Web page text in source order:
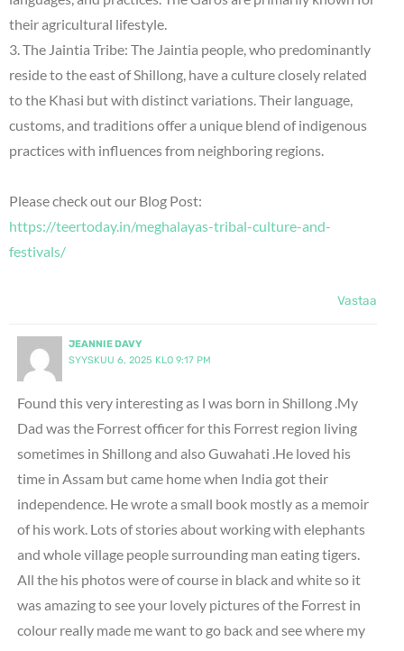
their agricultural lifestyle.
3. The Jaintia Tribe: The Jaintia people, who predominantly
reside to the east of Shillong, have a culture closely related
to the Khasi but with distinct variations. Their language,
customs, and traditions offer a unique blend of indigenous
practices with influences from neighboring regions.
Please check out our Blog Post:
https://teertoday.in/meghalayas-tribal-culture-and-
festivals/
Vastaa
JEANNIE DAVY
SYYSKUU 6, 2025 KLO 9:17 PM
Found this very interesting as l was born in Shillong .My
Dad was the Forrest officer for this Forrest region living
sometimes in Shillong and also Guwahati .He loved his
time in Assam but came home when India got their
independence. He wrote a small book mostly as a memoir
of his work. Lots of stories about working with elephants
and whole village people surrounding man eating tigers.
All the his photos were of course in black and white so it
was amazing to see your lovely pictures of the Forrest in
colour really made me want to go back and see where my